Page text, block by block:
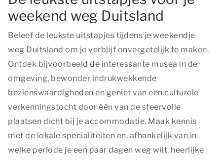
weekend weg Duitsland
Beleef de leukste uitstapjes tijdens je weekendje
weg Duitsland om je verblijf onvergetelijk te maken.
Ontdek bijvoorbeeld de interessante musea in de
omgeving, bewonder indrukwekkende
bezienswaardigheden en geniet van een culturele
verkenningstocht door één van de sfeervolle
plaatsen dicht bij je accommodatie. Maak kennis
met de lokale specialiteiten en, afhankelijk van in
welke periode je een paar dagen weg wilt, heerlijke